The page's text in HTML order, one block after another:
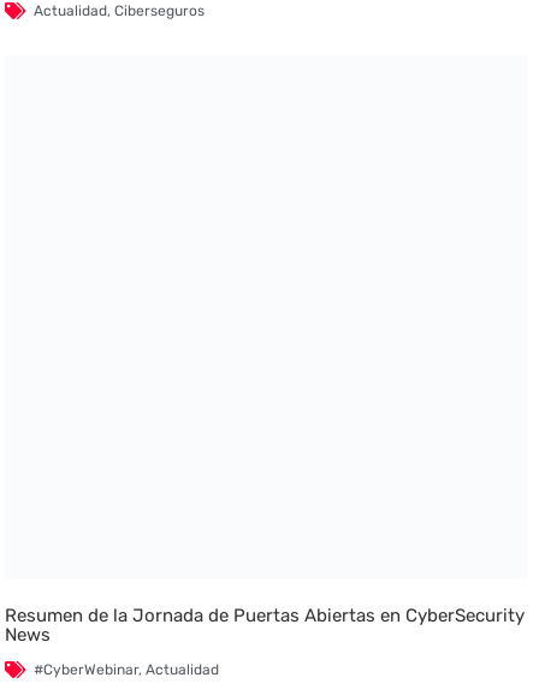
Actualidad,Ciberseguros
Resumen de la Jornada de Puertas Abiertas en CyberSecurity
News
#CyberWebinar,Actualidad